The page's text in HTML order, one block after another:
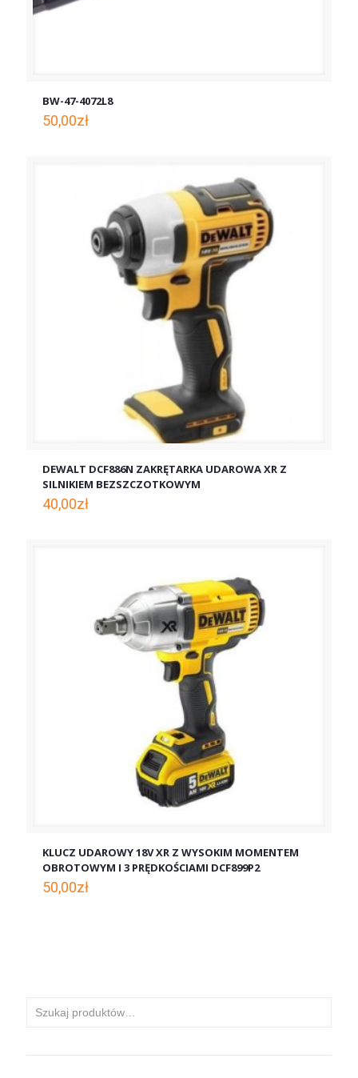
BW-47-4072L8
50,00zł
DEWALT DCF886N ZAKRĘTARKA UDAROWA XR Z
SILNIKIEM BEZSZCZOTKOWYM
40,00zł
KLUCZ UDAROWY 18V XR Z WYSOKIM MOMENTEM
OBROTOWYM I 3 PRĘDKOŚCIAMI DCF899P2
50,00zł